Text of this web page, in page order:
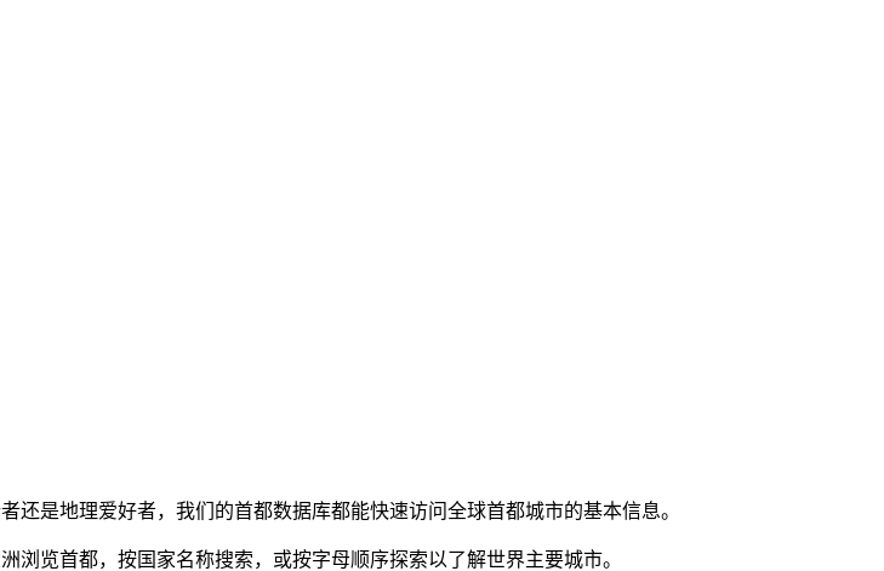
还是地理爱好者，我们的首都数据库都能快速访问全球首都城市的基本信息。
览首都，按国家名称搜索，或按字母顺序探索以了解世界主要城市。